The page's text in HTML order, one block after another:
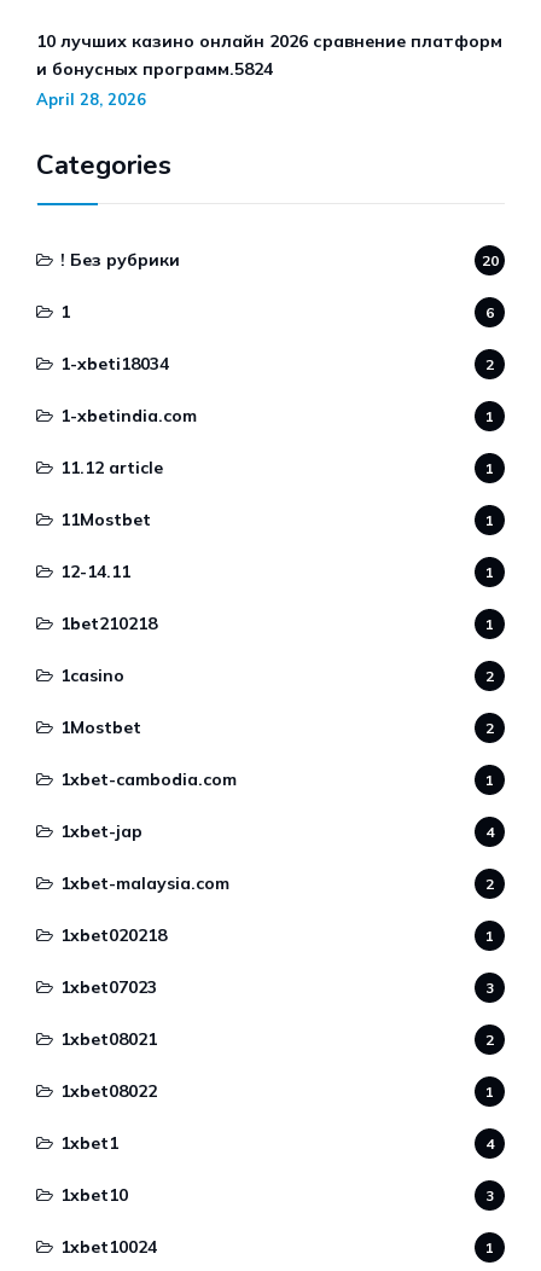
10 лучших казино онлайн 2026 сравнение платформ
и бонусных программ.5824
April 28, 2026
Categories
! Без рубрики 20
1 6
1-xbeti18034 2
1-xbetindia.com 1
11.12 article 1
11Mostbet 1
12-14.11 1
1bet210218 1
1casino 2
1Mostbet 2
1xbet-cambodia.com 1
1xbet-jap 4
1xbet-malaysia.com 2
1xbet020218 1
1xbet07023 3
1xbet08021 2
1xbet08022 1
1xbet1 4
1xbet10 3
1xbet10024 1